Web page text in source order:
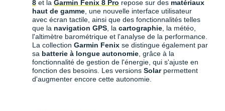
8 et la Garmin Fenix 8 Pro repose sur des matériaux
haut de gamme , une nouvelle interface utilisateur
avec écran tactile, ainsi que des fonctionnalités telles
que la navigation GPS , la cartographie , la météo,
l'altimètre barométrique et l'analyse de la performance.
La collection Garmin Fenix se distingue également par
sa batterie à longue autonomie , grâce à la
fonctionnalité de gestion de l'énergie, qui s'ajuste en
fonction des besoins. Les versions Solarpermettent
d'augmenter encore cette autonomie.